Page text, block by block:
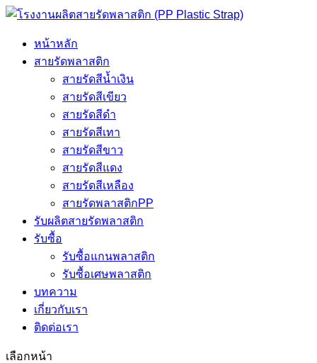
หน้าหลัก
สายรัดพลาสติก
สายรัดสีน้ำเงิน
สายรัดสีเขียว
สายรัดสีดำ
สายรัดสีเทา
สายรัดสีขาว
สายรัดสีแดง
สายรัดสีเหลือง
สายรัดพลาสติกPP
รับผลิตสายรัดพลาสติก
รับซื้อ
รับซื้อแกนพลาสติก
รับซื้อเศษพลาสติก
บทความ
เกี่ยวกับเรา
ติดต่อเรา
เลือกหน้า